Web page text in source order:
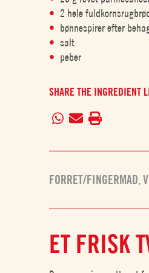
2 hele
bønnespirer efter
salt
peber
SHARE THE INGREDIENT
FORRET/FINGERMAD,
ET FRISK